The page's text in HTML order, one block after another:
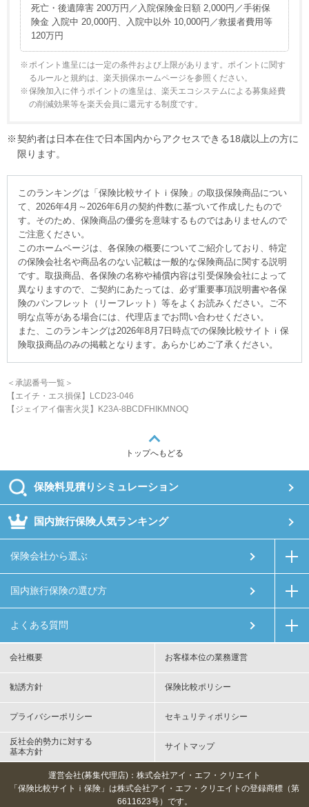
死亡・後遺障害 200万円／入院保険金日額 2,000円／手術保
険金 入院中 20,000円、入院中以外 10,000円／救援者費用等
120万円
ポイント進呈には一定の条件および上限があります。ポイントに関す
るルールと規約は、楽天損保ホームページを参照ください。
保険加入に伴うポイントの進呈は、楽天エコシステムによる募集経費
の削減効果等を楽天会員に還元する制度です。
契約者は日本在住で日本国内からアクセスできる18歳以上の方に
限ります。
このランキングは「保険比較サイトｉ保険」の取扱保険商品につい
て、 2026年4月 ～ 2026年6月 の契約件数に基づいて作成したもので
す。そのため、保険商品の優劣を意味するものではありませんので
ご注意ください。
このホームページは、各保険の概要についてご紹介しており、特定
の保険会社名や商品名のない記載は一般的な保険商品に関する説明
です。取扱商品、各保険の名称や補償内容は引受保険会社によって
異なりますので、ご契約にあたっては、必ず重要事項説明書や各保
険のパンフレット（リーフレット）等をよくお読みください。ご不
明な点等がある場合には、代理店までお問い合わせください。
また、このランキングは2026年8月7日時点での保険比較サイトｉ保
険取扱商品のみの掲載となります。あらかじめご了承ください。
＜承認番号一覧＞
【エイチ・エス損保】LCD23-046
【ジェイアイ傷害火災】K23A-8BCDFHIKMNOQ
トップへもどる
保険料見積りシミュレーション
国内旅行保険人気ランキング
保険会社から選ぶ
国内旅行保険の選び方
よくある質問
会社概要 お客様本位の業務運営
勧誘方針 保険比較ポリシー
プライバシーポリシー セキュリティポリシー
反社会的勢力に対する
基本方針
サイトマップ
運営会社(募集代理店)：株式会社アイ・エフ・クリエイト
「保険比較サイトｉ保険」は株式会社アイ・エフ・クリエイトの登録商標（第
6611623号）です。